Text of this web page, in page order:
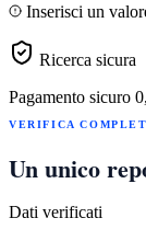
Inserisci un
Ricerca sicura
Pagamento sicuro
VERIFICA
Un unico
Dati verificati